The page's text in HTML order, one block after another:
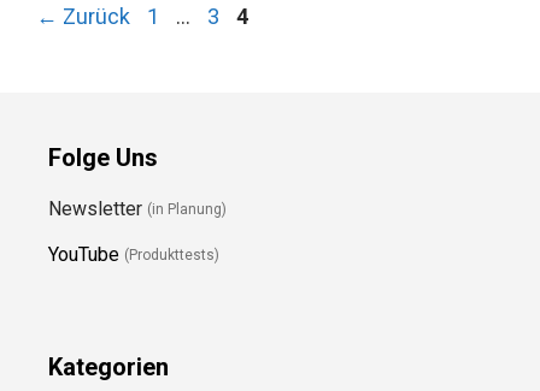
← Zurück Seite
1 … Seite
3 Seite
4
Folge Uns
Newsletter (in Planung)
YouTube (Produkttests)
Kategorien